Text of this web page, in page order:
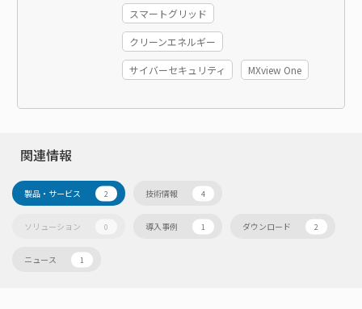
スマートグリッド
クリーンエネルギー
サイバーセキュリティ MXview One
関連情報
製品・サービス 2 技術情報 4
ソリューション 0 導入事例 1 ダウンロード 2
ニュース 1